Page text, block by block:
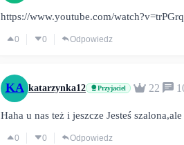
https://www.youtube.com/
0 0 Odpowiedz
KA katarzynka12 Przyjaciel 22
Haha u nas też i jeszcze Jesteś
0 0 Odpowiedz